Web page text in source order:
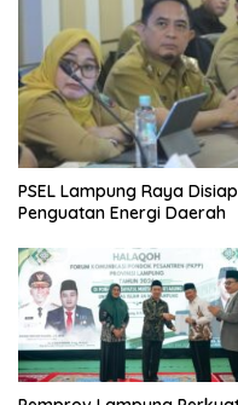
PSEL Lampung Raya
Penguatan Energi Daerah